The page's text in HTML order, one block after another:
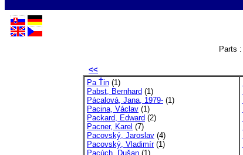
Parts :
<<
Pa Ťin (1)
Pabst, Bernhard (1)
Pácalová, Jana, 1979- (1)
Pacina, Václav (1)
Packard, Edward (2)
Pacner, Karel (7)
Pacovský, Jaroslav (4)
Pacovský, Vladimír(1)
Pacúch, Dušan (1)